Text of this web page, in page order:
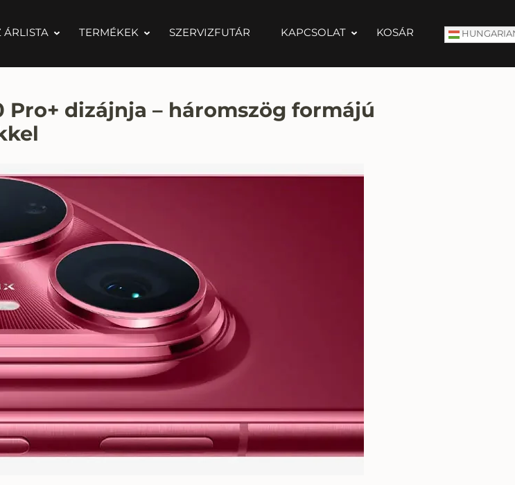
ÁRLISTA TERMÉKEK SZERVIZFUTÁR KAPCSOLAT KOSÁR
dizájnja – háromszög formájú